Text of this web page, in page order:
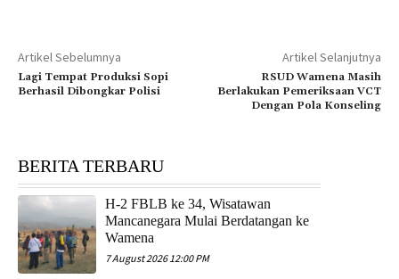
Artikel Sebelumnya
Lagi Tempat Produksi Sopi
Berhasil Dibongkar Polisi
Artikel Selanjutnya
RSUD Wamena Masih
Berlakukan Pemeriksaan VCT
Dengan Pola Konseling
BERITA TERBARU
H-2 FBLB ke 34, Wisatawan
Mancanegara Mulai Berdatangan ke
Wamena
7 August 2026 12:00 PM